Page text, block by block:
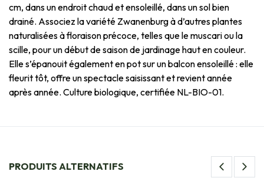
cm, dans un endroit chaud et ensoleillé, dans un sol bien
drainé. Associez la variété Zwanenburg à d’autres plantes
naturalisées à floraison précoce, telles que le muscari ou la
scille, pour un début de saison de jardinage haut en couleur.
Elle s’épanouit également en pot sur un balcon ensoleillé : elle
fleurit tôt, offre un spectacle saisissant et revient année
après année. Culture biologique, certifiée NL-BIO-01.
PRODUITS ALTERNATIFS